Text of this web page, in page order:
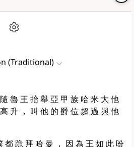
(Traditional)
魯 王 抬 舉 亞 甲 族 哈 米 大 他
升 ， 叫 他 的 爵 位 超 過 與 他
都 跪 拜 哈 曼 ， 因 為 王 如 此 吩